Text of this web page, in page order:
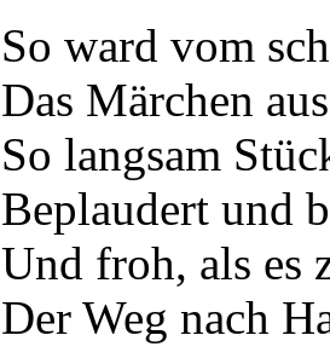
So ward vom
Das Märchen
So langsam
Beplaudert und
Und froh, als es
Der Weg nach